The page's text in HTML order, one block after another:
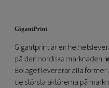
GigantPrint
Gigantprint är en
på den nordiska marknaden.
Bolaget levererar alla former
de största aktörerna på